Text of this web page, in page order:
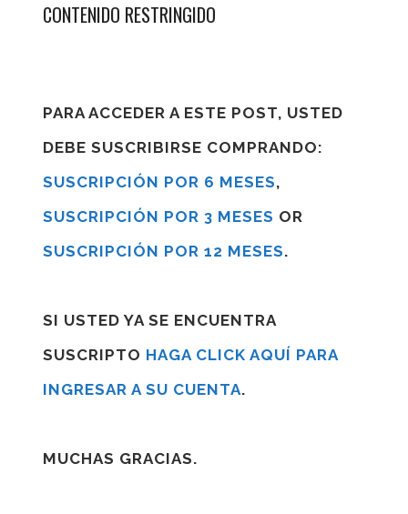
CONTENIDO RESTRINGIDO
PARA ACCEDER A ESTE POST, USTED
DEBE SUSCRIBIRSE COMPRANDO:
SUSCRIPCIÓN POR 6 MESES,
SUSCRIPCIÓN POR 3 MESES OR
SUSCRIPCIÓN POR 12 MESES.
SI USTED YA SE ENCUENTRA
SUSCRIPTO HAGA CLICK AQUÍ PARA
INGRESAR A SU CUENTA.
MUCHAS GRACIAS.